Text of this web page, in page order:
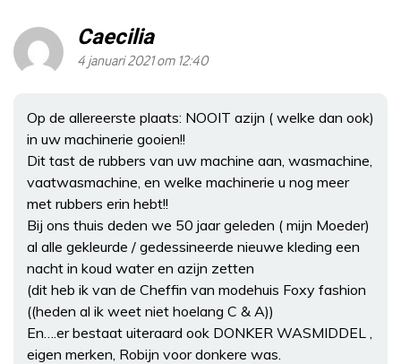
Caecilia
4 januari 2021 om 12:40
Op de allereerste plaats: NOOIT azijn ( welke dan ook)
in uw machinerie gooien!!
Dit tast de rubbers van uw machine aan, wasmachine,
vaatwasmachine, en welke machinerie u nog meer
met rubbers erin hebt!!
Bij ons thuis deden we 50 jaar geleden ( mijn Moeder)
al alle gekleurde / gedessineerde nieuwe kleding een
nacht in koud water en azijn zetten
(dit heb ik van de Cheffin van modehuis Foxy fashion
((heden al ik weet niet hoelang C & A))
En….er bestaat uiteraard ook DONKER WASMIDDEL ,
eigen merken, Robijn voor donkere was.